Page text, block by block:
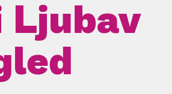
Ljubav